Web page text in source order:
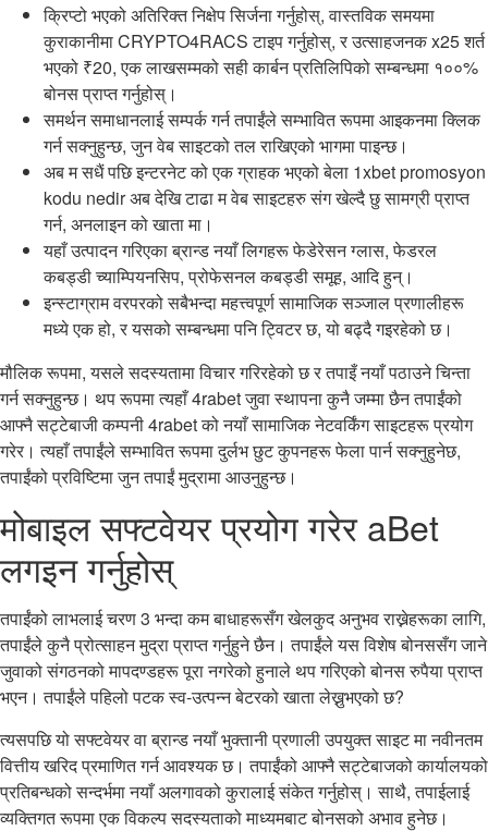
क्रिप्टो भएको अतिरिक्त निक्षेप सिर्जना गर्नुहोस्, वास्तविक समयमा
कुराकानीमा CRYPTO4RACS टाइप गर्नुहोस्, र उत्साहजनक x25 शर्त
भएको ₹20, एक लाखसम्मको सही कार्बन प्रतिलिपिको सम्बन्धमा १००%
बोनस प्राप्त गर्नुहोस्।
समर्थन समाधानलाई सम्पर्क गर्न तपाईंले सम्भावित रूपमा आइकनमा क्लिक
गर्न सक्नुहुन्छ, जुन वेब साइटको तल राखिएको भागमा पाइन्छ।
अब म सधैं पछि इन्टरनेट को एक ग्राहक भएको बेला 1xbet promosyon
kodu nedir अब देखि टाढा म वेब साइटहरु संग खेल्दै छु सामग्री प्राप्त
गर्न, अनलाइन को खाता मा।
यहाँ उत्पादन गरिएका ब्रान्ड नयाँ लिगहरू फेडेरेसन ग्लास, फेडरल
कबड्डी च्याम्पियनसिप, प्रोफेसनल कबड्डी समूह, आदि हुन्।
इन्स्टाग्राम वरपरको सबैभन्दा महत्त्वपूर्ण सामाजिक सञ्जाल प्रणालीहरू
मध्ये एक हो, र यसको सम्बन्धमा पनि ट्विटर छ, यो बढ्दै गइरहेको छ।
मौलिक रूपमा, यसले सदस्यतामा विचार गरिरहेको छ र तपाइँ नयाँ पठाउने चिन्ता
गर्न सक्नुहुन्छ। थप रूपमा त्यहाँ 4rabet जुवा स्थापना कुनै जम्मा छैन तपाईंको
आफ्नै सट्टेबाजी कम्पनी 4rabet को नयाँ सामाजिक नेटवर्किंग साइटहरू प्रयोग
गरेर। त्यहाँ तपाईंले सम्भावित रूपमा दुर्लभ छुट कुपनहरू फेला पार्न सक्नुहुनेछ,
तपाईंको प्रविष्टिमा जुन तपाईं मुद्रामा आउनुहुन्छ।
मोबाइल सफ्टवेयर प्रयोग गरेर aBet
लगइन गर्नुहोस्
तपाईंको लाभलाई चरण 3 भन्दा कम बाधाहरूसँग खेलकुद अनुभव राख्नेहरूका लागि,
तपाईंले कुनै प्रोत्साहन मुद्रा प्राप्त गर्नुहुने छैन। तपाईंले यस विशेष बोनससँग जाने
जुवाको संगठनको मापदण्डहरू पूरा नगरेको हुनाले थप गरिएको बोनस रुपैया प्राप्त
भएन। तपाईंले पहिलो पटक स्व-उत्पन्न बेटरको खाता लेख्नुभएको छ?
त्यसपछि यो सफ्टवेयर वा ब्रान्ड नयाँ भुक्तानी प्रणाली उपयुक्त साइट मा नवीनतम
वित्तीय खरिद प्रमाणित गर्न आवश्यक छ। तपाईंको आफ्नै सट्टेबाजको कार्यालयको
प्रतिबन्धको सन्दर्भमा नयाँ अलगावको कुरालाई संकेत गर्नुहोस्। साथै, तपाईलाई
व्यक्तिगत रूपमा एक विकल्प सदस्यताको माध्यमबाट बोनसको अभाव हुनेछ।